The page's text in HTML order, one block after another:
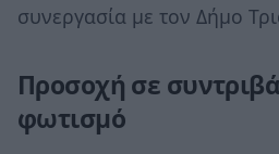
συνεργασία με τον Δήμο
Προσοχή σε
φωτισμό